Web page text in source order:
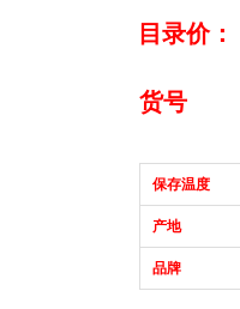
目录价：
货号
保存温度
产地
品牌